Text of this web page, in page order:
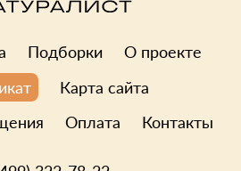
Подборки
О проекте
Карта сайта
Оплата Контакты